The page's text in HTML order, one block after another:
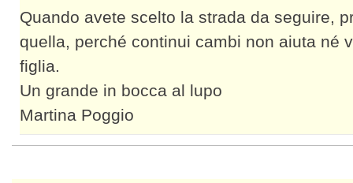
Quando avete scelto la strada da seguire,
quella, perché continui cambi non aiuta né
figlia.
Un grande in bocca al lupo
Martina Poggio